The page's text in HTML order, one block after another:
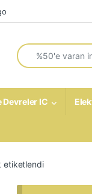
Search for:
Devreler IC
etiketlendi